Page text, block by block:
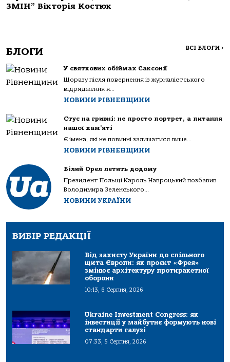
ЗМІН” Вікторія Костюк
БЛОГИ ВСІ БЛОГИ >
У святкових обіймах Саксонії
Щоразу після повернення із журналістського
відрядження я...
НОВИНИ РІВНЕНЩИНИ
Стус на гривні: не просто портрет, а питання
нашої пам’яті
Є імена, які не повинні залишатися лише...
НОВИНИ РІВНЕНЩИНИ
Білий Орел летить додому
Президент Польщі Кароль Навроцький позбавив
Володимира Зеленського...
НОВИНИ УКРАЇНИ
ВИБІР РЕДАКЦІЇ
Від захисту України до спільного
щита Європи: як проєкт «Фрея»
змінює архітектуру протиракетної
оборони
10:13, 6 Серпня, 2026
Ukraine Investment Congress: як
інвестиції у майбутнє формують нові
стандарти галузі
07:33, 5 Серпня, 2026